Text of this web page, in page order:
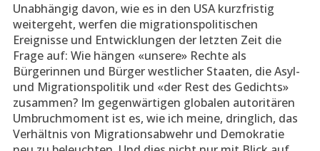
Unabhängig davon, wie es in den USA kurzfristig
weitergeht, werfen die migrationspolitischen
Ereignisse und Entwicklungen der letzten Zeit die
Frage auf: Wie hängen «unsere» Rechte als
Bürgerinnen und Bürger westlicher Staaten, die Asyl-
und Migrationspolitik und «der Rest des Gedichts»
zusammen? Im gegenwärtigen globalen autoritären
Umbruchmoment ist es, wie ich meine, dringlich, das
Verhältnis von Migrationsabwehr und Demokratie